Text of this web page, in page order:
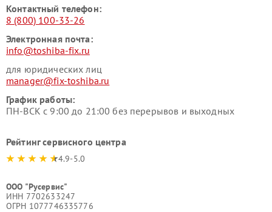
Контактный телефон:
8 (800) 100-33-26
Электронная почта:
info@toshiba-fix.ru
для юридических лиц
manager@fix-toshiba.ru
График работы:
ПН-ВСК с 9:00 до 21:00 без перерывов и выходных
Рейтинг сервисного центра
4.9-5.0
ООО "Русервис"
ИНН 7702633247
ОГРН 1077746335776